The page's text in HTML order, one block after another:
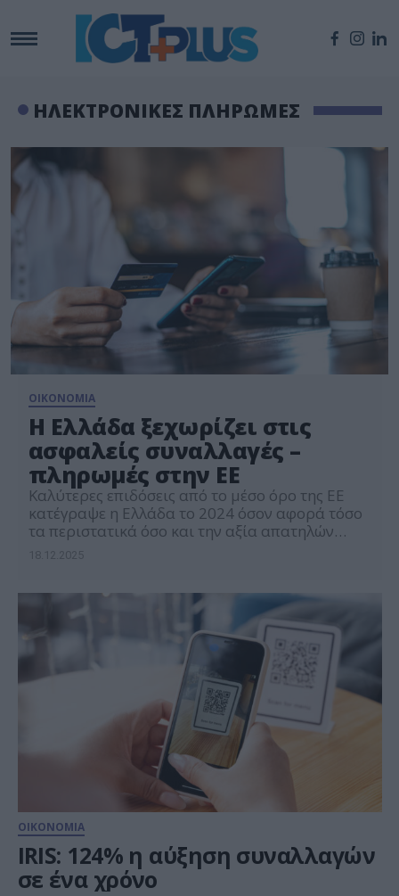
ΗΛΕΚΤΡΟΝΙΚΕΣ ΠΛΗΡΩΜΕΣ
ΟΙΚΟΝΟΜΙΑ
Η Ελλάδα ξεχωρίζει στις
ασφαλείς συναλλαγές –
πληρωμές στην ΕΕ
Καλύτερες επιδόσεις από το μέσο όρο της ΕΕ
κατέγραψε η Ελλάδα το 2024 όσον αφορά τόσο
τα περιστατικά όσο και την αξία απατηλών
απάτες με ηλεκτρονικό χρήμα (π.χ.
προπληρωμένες κάρτες), όπου όμως η αξία των
εν λόγω απατηλών συναλλαγών στην […]
ΟΙΚΟΝΟΜΙΑ
IRIS: 124% η αύξηση συναλλαγών
σε ένα χρόνο